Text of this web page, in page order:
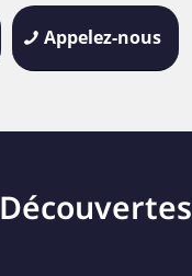
Appelez-nous
Découvertes